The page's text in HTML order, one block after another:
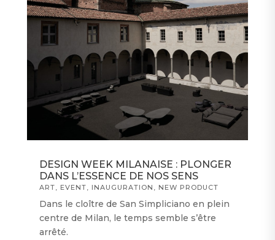
DESIGN WEEK MILANAISE : PLONGER
DANS L’ESSENCE DE NOS SENS
ART, EVENT, INAUGURATION , NEW PRODUCT
Dans le cloître de San Simpliciano en plein
centre de Milan, le temps semble s’être
arrêté.